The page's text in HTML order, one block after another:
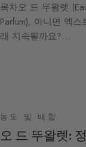
목차오 드 뚜왈렛
Parfum), 아니면 엑
래 지속될까요?…
농도 및 배합
오 드 뚜왈렛: